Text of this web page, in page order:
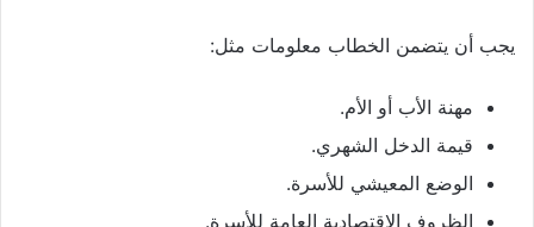
يجب أن يتضمن الخطاب معلومات مثل:
مهنة الأب أو الأم.
قيمة الدخل الشهري.
الوضع المعيشي للأسرة.
الظروف الاقتصادية العامة للأسرة.